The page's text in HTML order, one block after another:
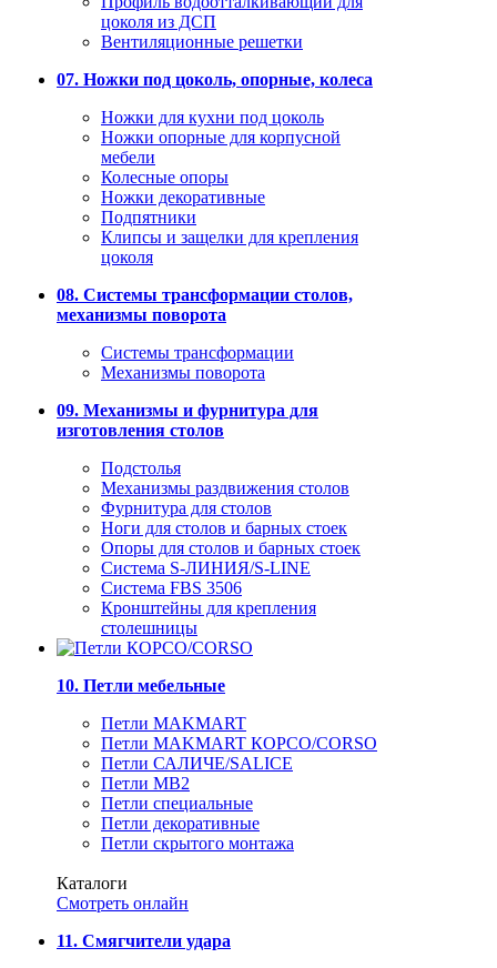
цоколя из ДСП
Вентиляционные решетки
07. Ножки под цоколь, опорные, колеса
Ножки для кухни под цоколь
Ножки опорные для корпусной
мебели
Колесные опоры
Ножки декоративные
Подпятники
Клипсы и защелки для крепления
цоколя
08. Системы трансформации столов,
механизмы поворота
Системы трансформации
Механизмы поворота
09. Механизмы и фурнитура для
изготовления столов
Подстолья
Механизмы раздвижения столов
Фурнитура для столов
Ноги для столов и барных стоек
Опоры для столов и барных стоек
Система S-ЛИНИЯ/S-LINE
Система FBS 3506
Кронштейны для крепления
столешницы
10. Петли мебельные
Петли MAKMART
Петли MAKMART КОРСО/CORSO
Петли САЛИЧЕ/SALICE
Петли MB2
Петли специальные
Петли декоративные
Петли скрытого монтажа
Каталоги
Смотреть онлайн
11. Смягчители удара